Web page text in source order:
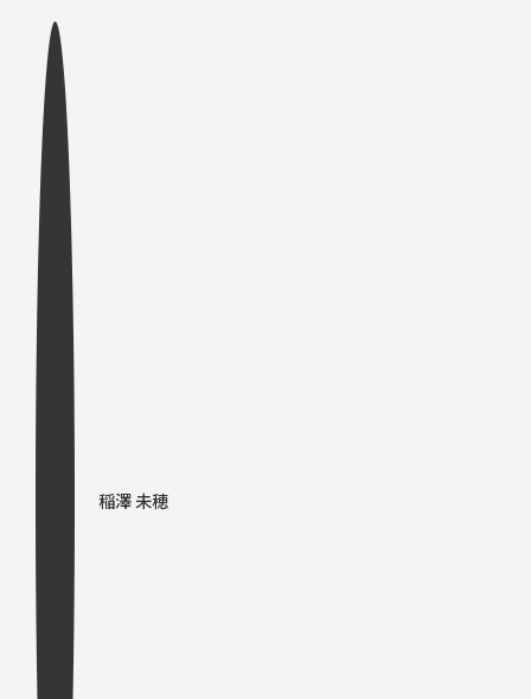
稲澤 未穂